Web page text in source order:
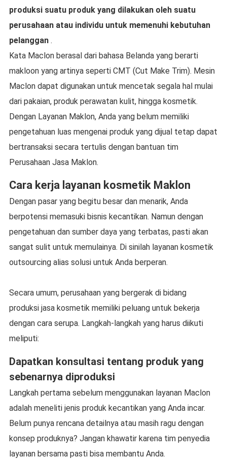
produksi suatu produk yang dilakukan oleh suatu
perusahaan atau individu untuk memenuhi kebutuhan
pelanggan.
Kata Maclon berasal dari bahasa Belanda yang berarti
makloon yang artinya seperti CMT (Cut Make Trim). Mesin
Maclon dapat digunakan untuk mencetak segala hal mulai
dari pakaian, produk perawatan kulit, hingga kosmetik.
Dengan Layanan Maklon, Anda yang belum memiliki
pengetahuan luas mengenai produk yang dijual tetap dapat
bertransaksi secara tertulis dengan bantuan tim
Perusahaan Jasa Maklon.
Cara kerja layanan kosmetik Maklon
Dengan pasar yang begitu besar dan menarik, Anda
berpotensi memasuki bisnis kecantikan. Namun dengan
pengetahuan dan sumber daya yang terbatas, pasti akan
sangat sulit untuk memulainya. Di sinilah layanan kosmetik
outsourcing alias solusi untuk Anda berperan.
Secara umum, perusahaan yang bergerak di bidang
produksi jasa kosmetik memiliki peluang untuk bekerja
dengan cara serupa. Langkah-langkah yang harus diikuti
meliputi:
Dapatkan konsultasi tentang produk yang
sebenarnya diproduksi
Langkah pertama sebelum menggunakan layanan Maclon
adalah meneliti jenis produk kecantikan yang Anda incar.
Belum punya rencana detailnya atau masih ragu dengan
konsep produknya? Jangan khawatir karena tim penyedia
layanan bersama pasti bisa membantu Anda.